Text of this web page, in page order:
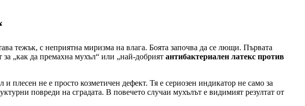
тежък, с неприятна миризма на влага. Боята започва да се лющи. Първата
„как да премахна мухъл“ или „най-добрият антибактериален латекс против
и плесен не е просто козметичен дефект. Тя е сериозен индикатор не само за
повреди на сградата. В повечето случаи мухълът е видимият резултат от